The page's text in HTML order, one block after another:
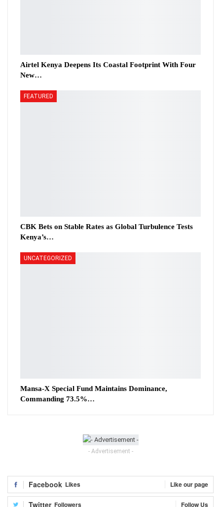
Airtel Kenya Deepens Its Coastal Footprint With Four
New…
FEATURED
CBK Bets on Stable Rates as Global Turbulence Tests
Kenya’s…
UNCATEGORIZED
Mansa-X Special Fund Maintains Dominance,
Commanding 73.5%…
- Advertisement -
Facebook Likes Like our page
Twitter Followers Follow Us